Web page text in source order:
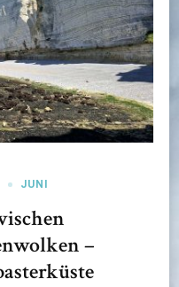
JUNI
–